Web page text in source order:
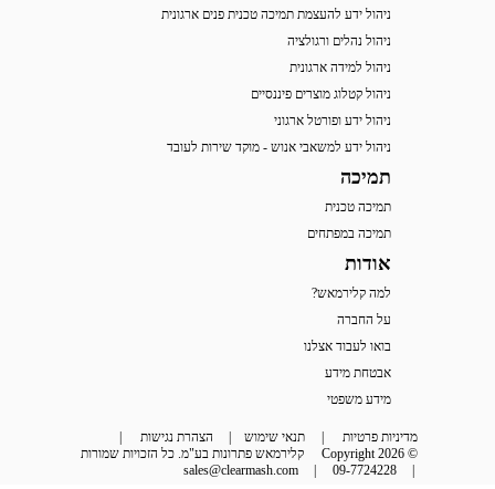
ניהול ידע להעצמת תמיכה טכנית פנים ארגונית
ניהול נהלים ורגולציה
ניהול למידה ארגונית
ניהול קטלוג מוצרים פיננסיים
ניהול ידע ופורטל ארגוני
ניהול ידע למשאבי אנוש - מוקד שירות לעובד
תמיכה
תמיכה טכנית
תמיכה במפתחים
אודות
למה קלירמאש?
על החברה
בואו לעבוד אצלנו
אבטחת מידע
מידע משפטי
מדיניות פרטיות | תנאי שימוש | הצהרת נגישות
|
קלירמאש פתרונות בע"מ. כל הזכויות שמורות
09-7724228
|
sales@clearmash.com